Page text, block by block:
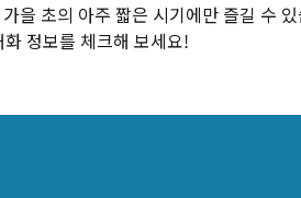
을 초의 아주 짧은 시기에만 즐길 수
정보를 체크해 보세요!